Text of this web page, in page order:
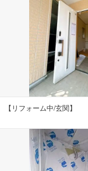
【リフォーム中/玄関】